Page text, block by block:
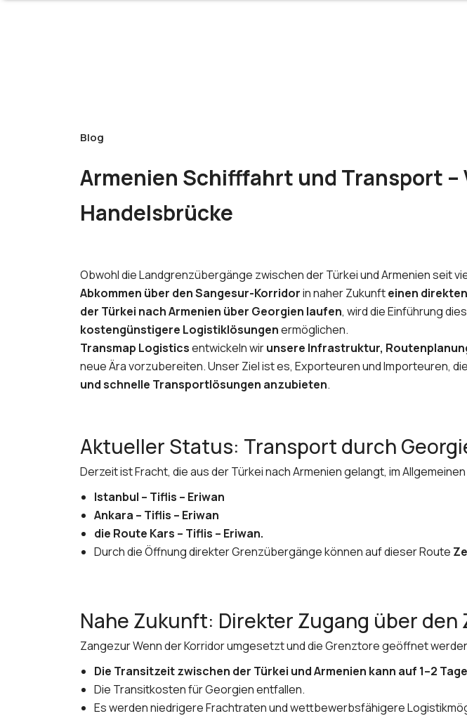
Blog
Armenien Schifffahrt und Transport
Handelsbrücke
Obwohl die Landgrenzübergänge zwischen der Türkei und Armenien seit
Abkommen über den Sangesur-Korridorin naher Zukunfteinen
der Türkei nach Armenien über Georgien laufen, wird die Einführung
kostengünstigere Logistiklösungenermöglichen.
Transmap Logisticsentwickeln wirunsere Infrastruktur,
neue Ära vorzubereiten. Unser Ziel ist es, Exporteuren und Importeuren,
und schnelle Transportlösungen anzubieten.
Aktueller Status: Transport durch
Derzeit ist Fracht, die aus der Türkei nach Armenien gelangt, im
Istanbul – Tiflis – Eriwan
Ankara – Tiflis – Eriwan
die Route Kars – Tiflis – Eriwan.
Durch die Öffnung direkter Grenzübergänge können auf dieser Route
Nahe Zukunft: Direkter Zugang über den
Zangezur Wenn der Korridor umgesetzt und die Grenztore geöffnet
Die Transitzeit zwischen der Türkei und Armenien kann auf 1–2
Die Transitkosten für Georgien entfallen.
Es werden niedrigere Frachtraten und wettbewerbsfähigere